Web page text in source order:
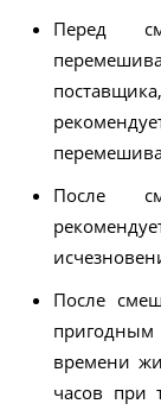
Перед
После
После
времени
часов при